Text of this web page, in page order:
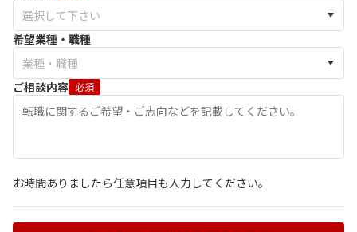
希望業種・職種
ご相談内容 必須
お時間ありましたら任意項目も入力してください。